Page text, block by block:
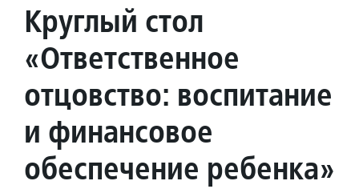
Круглый стол
«Ответственное
отцовство: воспитание
и финансовое
обеспечение ребенка»